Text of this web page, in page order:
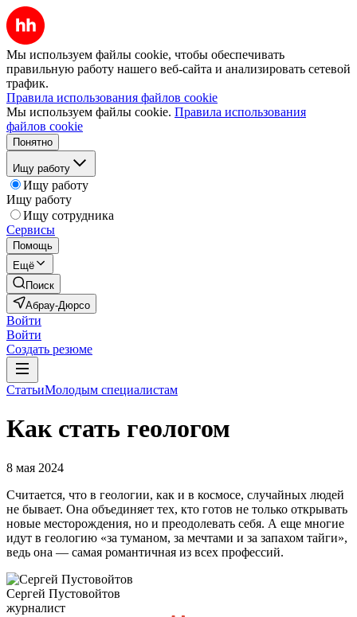
Мы используем файлы cookie, чтобы обеспечивать
правильную работу нашего веб-сайта и анализировать сетевой
трафик.
Правила использования файлов cookie
Мы используем файлы cookie. Правила использования
файлов cookie
Понятно
Ищу работу
Ищу работу
Ищу работу
Ищу сотрудника
Сервисы
Помощь
Ещё
Поиск
Абрау-Дюрсо
Войти
Войти
Создать резюме
СтатьиМолодым специалистам
Как стать геологом
8 мая 2024
Считается, что в геологии, как и в космосе, случайных людей
не бывает. Она объединяет тех, кто готов не только открывать
новые месторождения, но и преодолевать себя. А еще многие
идут в геологию «за туманом, за мечтами и за запахом тайги»,
ведь она — самая романтичная из всех профессий.
Сергей Пустовойтов
журналист